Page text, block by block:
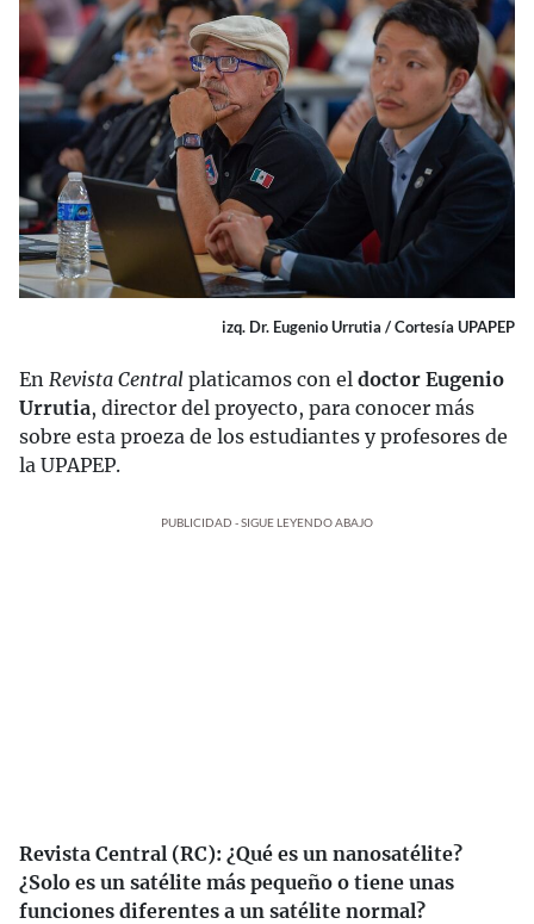
izq. Dr. Eugenio Urrutia / Cortesía UPAPEP
En Revista Central platicamos con el doctor Eugenio
Urrutia, director del proyecto, para conocer más
sobre esta proeza de los estudiantes y profesores de
la UPAPEP.
PUBLICIDAD - SIGUE LEYENDO ABAJO
Revista Central (RC): ¿Qué es un nanosatélite?
¿Solo es un satélite más pequeño o tiene unas
funciones diferentes a un satélite normal?